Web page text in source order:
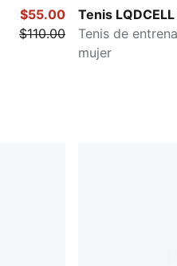
$55.00
$110.00
Tenis
Tenis de
mujer